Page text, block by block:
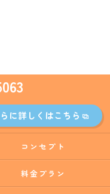
に詳しくはこちら
コンセプト
料金プラン